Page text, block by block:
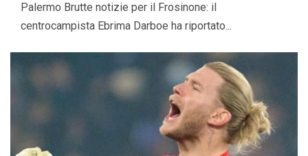
Palermo Brutte notizie per il Frosinone: il
centrocampista Ebrima Darboe ha riportato...